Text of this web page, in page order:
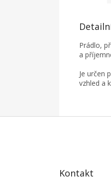
Prádlo,
a
Je určen
vzhled a
Kontakt